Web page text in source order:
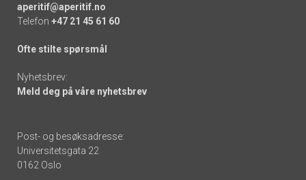
aperitif@aperitif.no
Telefon +47 21 45 61 60
Ofte stilte spørsmål
Nyhetsbrev:
Meld deg på våre nyhetsbrev
Post- og besøksadresse:
Universitetsgata 22
0162 Oslo